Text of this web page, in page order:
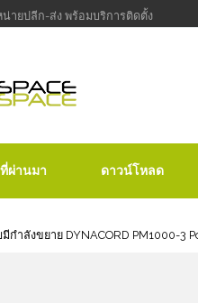
ายปลีก-ส่ง พร้อมบริการติดตั้ง
ผ่านมา ดาวน์โหลด
ำลังขยาย DYNACORD PM1000-3